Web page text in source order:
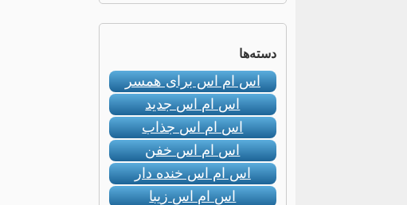
دسته‌ها
اس ام اس برای همسر
اس ام اس جدید
اس ام اس جذاب
اس ام اس خفن
اس ام اس خنده دار
اس ام اس زیبا